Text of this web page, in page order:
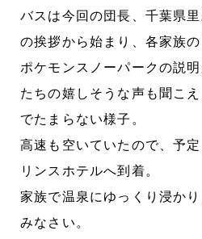
バスは今回の団長、千葉県
の挨拶から始まり、各家族
ポケモンスノーパークの説
たちの嬉しそうな声も聞こ
でたまらない様子。
高速も空いていたので、予
リンスホテルへ到着。
家族で温泉にゆっくり浸か
みなさい。